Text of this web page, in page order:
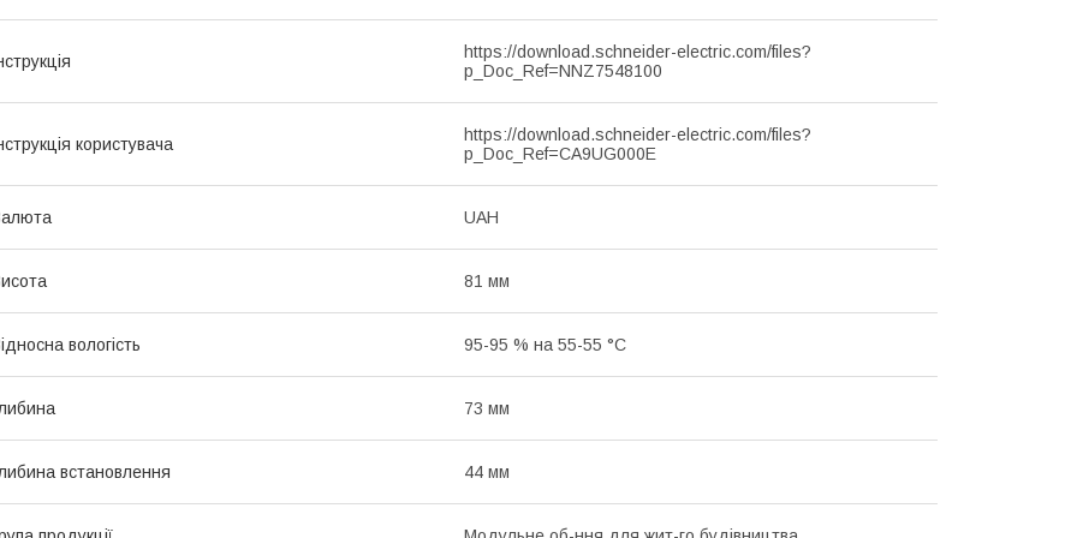
https://download.schneider-electric.com/files?
p_Doc_Ref=NNZ7548100
користувача
https://download.schneider-electric.com/files?
p_Doc_Ref=CA9UG000E
UAH
81 мм
вологість 95-95 % на 55-55 °C
73 мм
встановлення 44 мм